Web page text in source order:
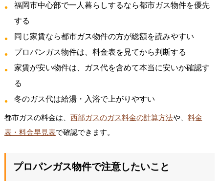
福岡市中心部で一人暮らしするなら都市ガス物件を優先
する
同じ家賃なら都市ガス物件の方が総額を読みやすい
プロパンガス物件は、料金表を見てから判断する
家賃が安い物件は、ガス代を含めて本当に安いか確認す
る
冬のガス代は給湯・入浴で上がりやすい
都市ガスの料金は、 西部ガスのガス料金の計算方法や、 料金
表・料金早見表で確認できます。
プロパンガス物件で注意したいこと